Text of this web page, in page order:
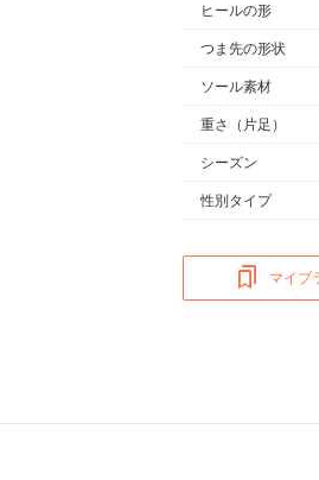
ヒールの形
つま先の形状
ソール素材
重さ （片足）
シーズン
性別タイプ
マイブ